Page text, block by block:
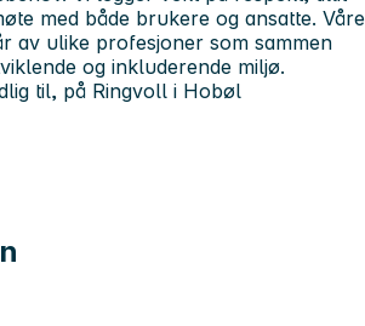
med både brukere og ansatte. Våre
av ulike profesjoner som sammen
og inkluderende miljø.
til, på Ringvoll i Hobøl